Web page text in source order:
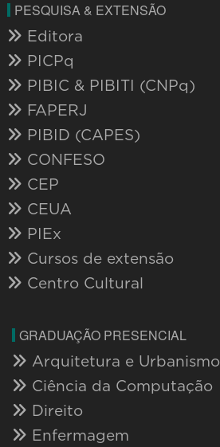
PESQUISA & EXTENSÃO
Editora
PICPq
PIBIC & PIBITI (CNPq)
FAPERJ
PIBID (CAPES)
CONFESO
CEP
CEUA
PIEx
Cursos de extensão
Centro Cultural
GRADUAÇÃO PRESENCIAL
Arquitetura e Urbanismo
Ciência da Computação
Direito
Enfermagem